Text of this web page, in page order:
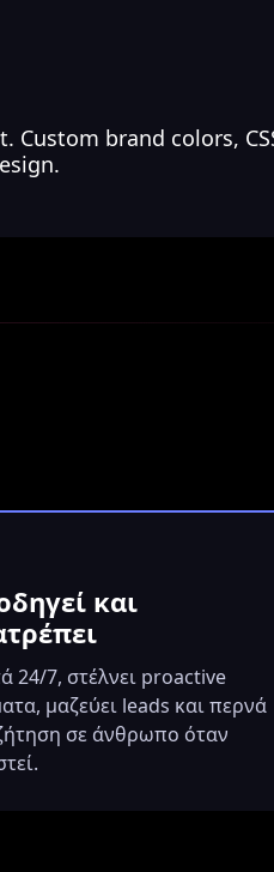
Custom brand colors,
και
24/7, στέλνει proactive
μαζεύει leads και περνά
σε άνθρωπο όταν